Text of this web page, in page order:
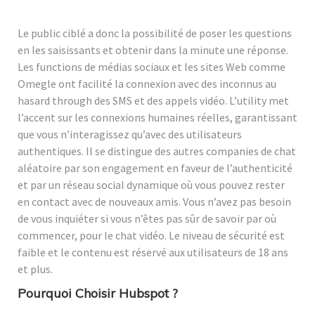
Le public ciblé a donc la possibilité de poser les questions
en les saisissants et obtenir dans la minute une réponse.
Les functions de médias sociaux et les sites Web comme
Omegle ont facilité la connexion avec des inconnus au
hasard through des SMS et des appels vidéo. L’utility met
l’accent sur les connexions humaines réelles, garantissant
que vous n’interagissez qu’avec des utilisateurs
authentiques. Il se distingue des autres companies de chat
aléatoire par son engagement en faveur de l’authenticité
et par un réseau social dynamique où vous pouvez rester
en contact avec de nouveaux amis. Vous n’avez pas besoin
de vous inquiéter si vous n’êtes pas sûr de savoir par où
commencer, pour le chat vidéo. Le niveau de sécurité est
faible et le contenu est réservé aux utilisateurs de 18 ans
et plus.
Pourquoi Choisir Hubspot ?